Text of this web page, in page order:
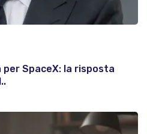
per SpaceX: la risposta